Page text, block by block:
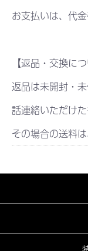
お支払いは、代
【返品・交換につ
返品は未開封・
話連絡いただけ
その場合の送料